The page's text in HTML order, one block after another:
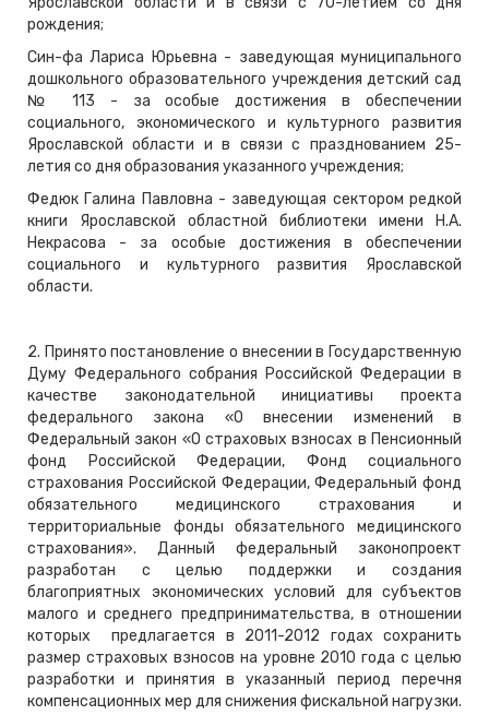
рождения;
Син-фа Лариса Юрьевна - заведующая муниципального
дошкольного образовательного учреждения детский сад
№ 113 - за особые достижения в обеспечении
социального, экономического и культурного развития
Ярославской области и в связи с празднованием 25-
летия со дня образования указанного учреждения;
Федюк Галина Павловна - заведующая сектором редкой
книги Ярославской областной библиотеки имени Н.А.
Некрасова - за особые достижения в обеспечении
социального и культурного развития Ярославской
области.
2. Принято постановление о внесении в Государственную
Думу Федерального собрания Российской Федерации в
качестве законодательной инициативы проекта
федерального закона «О внесении изменений в
Федеральный закон «О страховых взносах в Пенсионный
фонд Российской Федерации, Фонд социального
страхования Российской Федерации, Федеральный фонд
обязательного медицинского страхования и
территориальные фонды обязательного медицинского
страхования». Данный федеральный законопроект
разработан с целью поддержки и создания
благоприятных экономических условий для субъектов
малого и среднего предпринимательства, в отношении
которых предлагается в 2011-2012 годах сохранить
размер страховых взносов на уровне 2010 года с целью
разработки и принятия в указанный период перечня
компенсационных мер для снижения фискальной нагрузки.